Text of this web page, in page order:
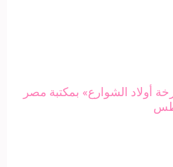
الشوارع» بمكتبة مصر